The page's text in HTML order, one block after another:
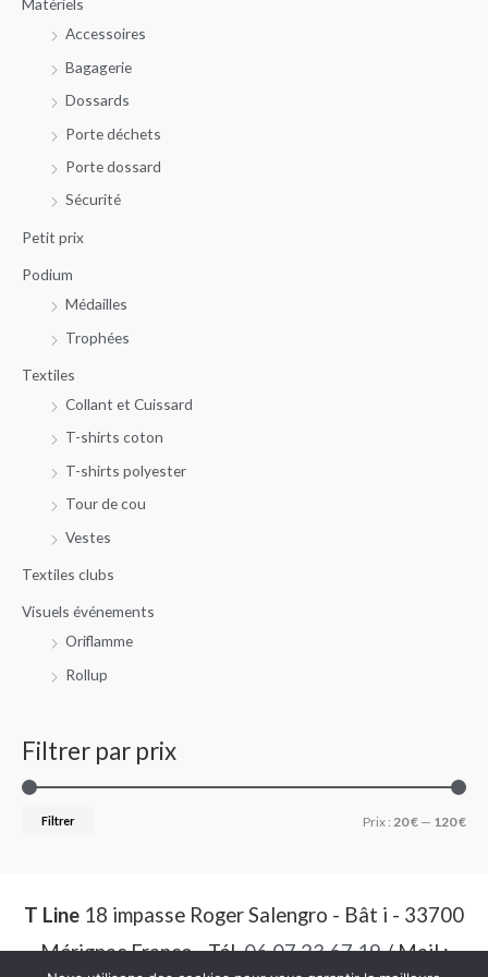
p
Matériels
Accessoires
Bagagerie
Dossards
Porte déchets
Porte dossard
Sécurité
Petit prix
Podium
Médailles
Trophées
Textiles
Collant et Cuissard
T-shirts coton
T-shirts polyester
Tour de cou
Vestes
Textiles clubs
Visuels événements
Oriflamme
Rollup
Filtrer par prix
Filtrer Prix : 20 € — 120 €
T Line 18 impasse Roger Salengro - Bât i - 33700
Mérignac France - Tél.06 07 23 67 19/ Mail :